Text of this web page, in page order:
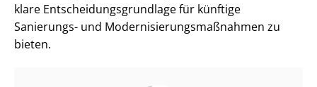
klare Ent­schei­dungs­grund­la­ge für künftige
Sanierungs- und Mo­der­ni­sie­rungs­maß­nah­men zu
bieten.